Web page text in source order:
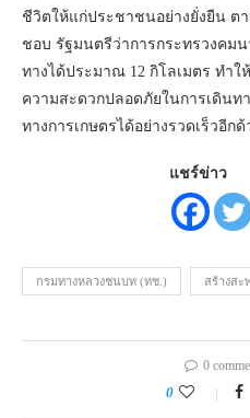
ชีวิตให้แก่ประชาชนอย่างยั่งยืน ต
ชอบ รัฐมนตรีว่าการกระทรวงคม
ทางได้ประมาณ 12 กิโลเมตร ทำ
ความสะดวกปลอดภัยในการเดินท
ทางการเกษตรได้อย่างรวดเร็วอีกด้
แชร์ข่าว
กรมทางหลวงชนบท (ทช.) สร้างสะ
0
0